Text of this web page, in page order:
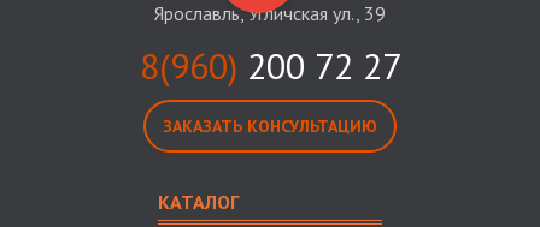
Ярославль, Угличская ул., 39
8(960) 200 72 27
ЗАКАЗАТЬ КОНСУЛЬТАЦИЮ
КАТАЛОГ